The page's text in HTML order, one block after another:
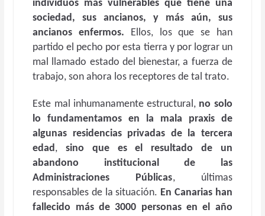
individuos más vulnerables que tiene una
sociedad, sus ancianos, y más aún, sus
ancianos enfermos. Ellos, los que se han
partido el pecho por esta tierra y por lograr un
mal llamado estado del bienestar, a fuerza de
trabajo, son ahora los receptores de tal trato.
Este mal inhumanamente estructural, no solo
lo fundamentamos en
la mala praxis de
algunas residencias privadas de la tercera
edad,sino que es el resultado de un
abandono institucional de las
Administraciones Públicas, últimas
responsables de la situación. En Canarias han
fallecido más de 3000 personas en el año